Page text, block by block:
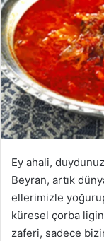
Ey ahali,
Beyran, artık
ellerimizle
küresel çorba
zaferi, sadece